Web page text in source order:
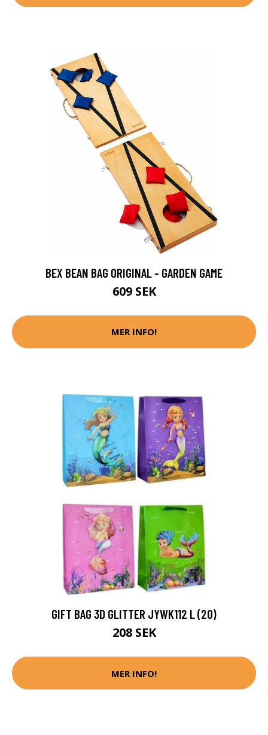
BEX BEAN BAG ORIGINAL - GARDEN GAME
609 SEK
MER INFO!
GIFT BAG 3D GLITTER JYWK112 L (20)
208 SEK
MER INFO!